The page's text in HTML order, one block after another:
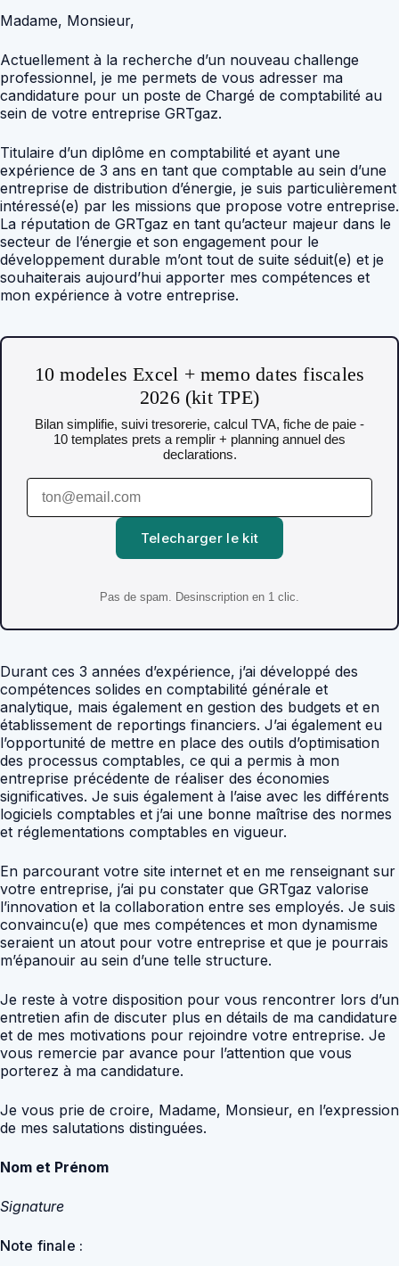
Madame, Monsieur,
Actuellement à la recherche d’un nouveau challenge
professionnel, je me permets de vous adresser ma
candidature pour un poste de Chargé de comptabilité au
sein de votre entreprise GRTgaz.
Titulaire d’un diplôme en comptabilité et ayant une
expérience de 3 ans en tant que comptable au sein d’une
entreprise de distribution d’énergie, je suis particulièrement
intéressé(e) par les missions que propose votre entreprise.
La réputation de GRTgaz en tant qu’acteur majeur dans le
secteur de l’énergie et son engagement pour le
développement durable m’ont tout de suite séduit(e) et je
souhaiterais aujourd’hui apporter mes compétences et
mon expérience à votre entreprise.
10 modeles Excel + memo dates fiscales
2026 (kit TPE)
Bilan simplifie, suivi tresorerie, calcul TVA, fiche de paie -
10 templates prets a remplir + planning annuel des
declarations.
Telecharger le kit
Pas de spam. Desinscription en 1 clic.
Durant ces 3 années d’expérience, j’ai développé des
compétences solides en comptabilité générale et
analytique, mais également en gestion des budgets et en
établissement de reportings financiers. J’ai également eu
l’opportunité de mettre en place des outils d’optimisation
des processus comptables, ce qui a permis à mon
entreprise précédente de réaliser des économies
significatives. Je suis également à l’aise avec les différents
logiciels comptables et j’ai une bonne maîtrise des normes
et réglementations comptables en vigueur.
En parcourant votre site internet et en me renseignant sur
votre entreprise, j’ai pu constater que GRTgaz valorise
l’innovation et la collaboration entre ses employés. Je suis
convaincu(e) que mes compétences et mon dynamisme
seraient un atout pour votre entreprise et que je pourrais
m’épanouir au sein d’une telle structure.
Je reste à votre disposition pour vous rencontrer lors d’un
entretien afin de discuter plus en détails de ma candidature
et de mes motivations pour rejoindre votre entreprise. Je
vous remercie par avance pour l’attention que vous
porterez à ma candidature.
Je vous prie de croire, Madame, Monsieur, en l’expression
de mes salutations distinguées.
Nom et Prénom
Signature
Note finale :